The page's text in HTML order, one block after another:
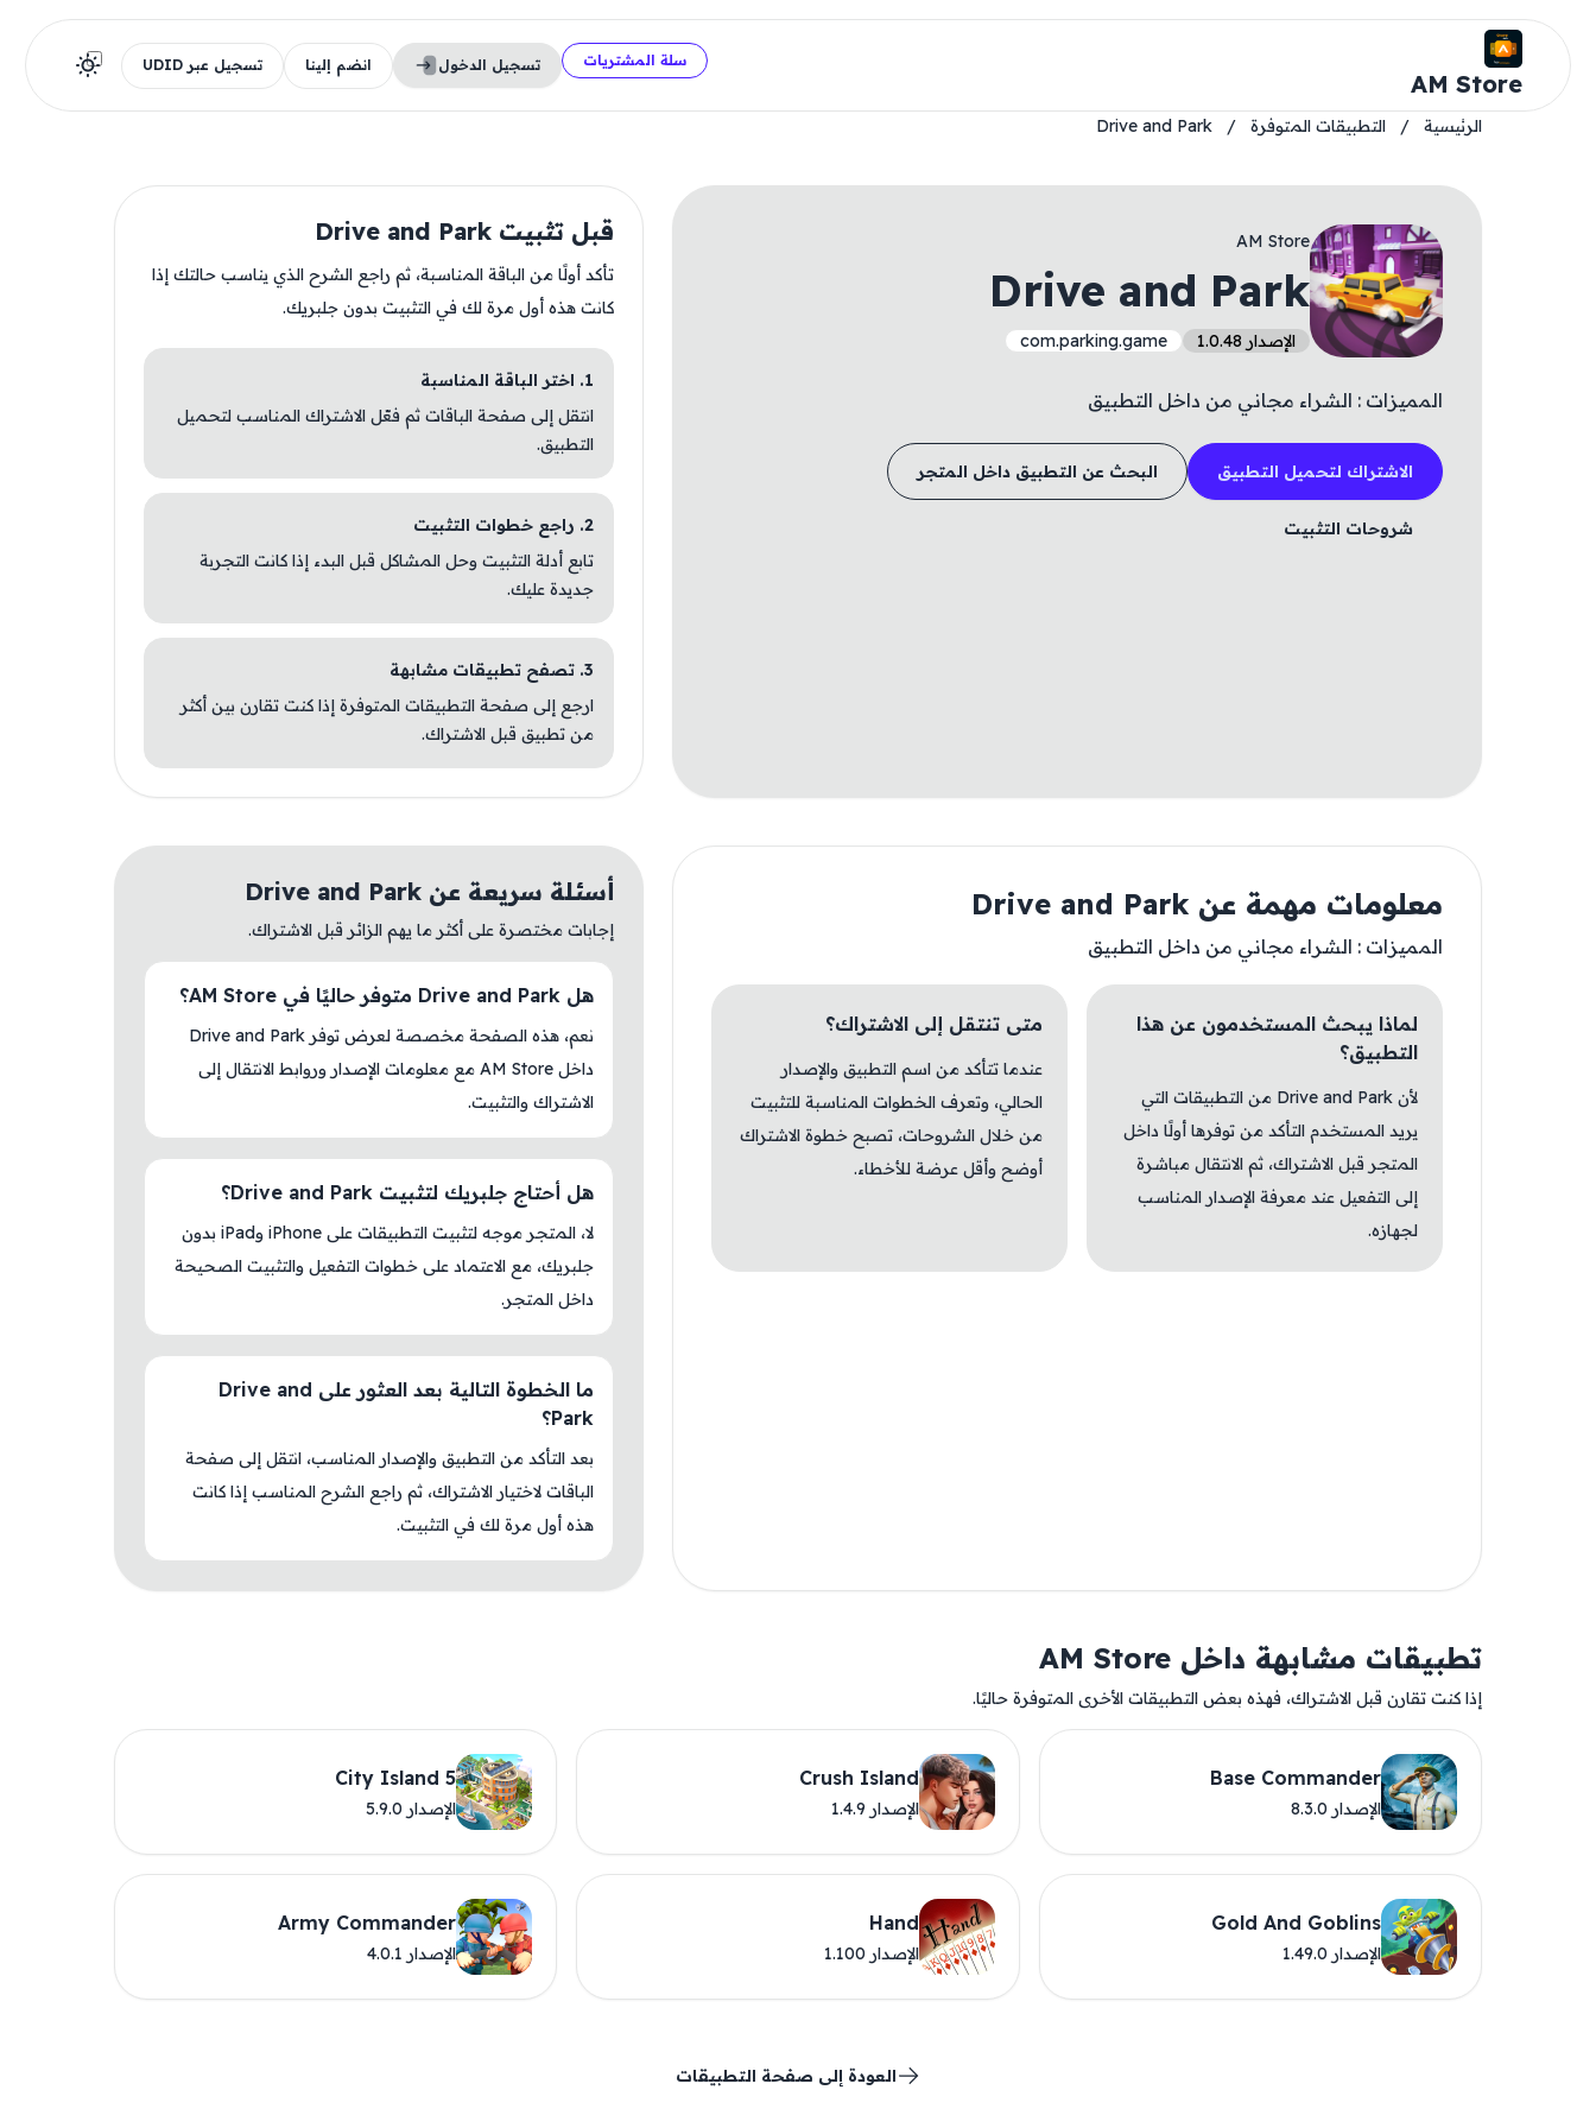
AM Store
سلة المشتريات تسجيل الدخول انضم إلينا تسجيل عبر UDID
الرئيسية / التطبيقات المتوفرة /
Drive and Park
AM Store
Drive and Park
الإصدار 1.0.48 com.parking.game
المميزات : الشراء مجاني من داخل التطبيق
الاشتراك لتحميل التطبيق البحث عن التطبيق داخل المتجر
شروحات التثبيت
قبل تثبيت Drive and Park
تأكد أولًا من الباقة المناسبة، ثم راجع الشرح الذي يناسب حالتك إذا
كانت هذه أول مرة لك في التثبيت بدون جلبريك.
1. اختر الباقة المناسبة
انتقل إلى صفحة الباقات ثم فعّل الاشتراك المناسب لتحميل
التطبيق.
2. راجع خطوات التثبيت
تابع أدلة التثبيت وحل المشاكل قبل البدء إذا كانت التجربة
جديدة عليك.
3. تصفح تطبيقات مشابهة
ارجع إلى صفحة التطبيقات المتوفرة إذا كنت تقارن بين أكثر
من تطبيق قبل الاشتراك.
معلومات مهمة عن Drive and Park
المميزات : الشراء مجاني من داخل التطبيق
لماذا يبحث المستخدمون عن هذا
التطبيق؟
لأن Drive and Park من التطبيقات التي
يريد المستخدم التأكد من توفرها أولًا داخل
المتجر قبل الاشتراك، ثم الانتقال مباشرة
إلى التفعيل عند معرفة الإصدار المناسب
لجهازه.
متى تنتقل إلى الاشتراك؟
عندما تتأكد من اسم التطبيق والإصدار
الحالي، وتعرف الخطوات المناسبة للتثبيت
من خلال الشروحات، تصبح خطوة الاشتراك
أوضح وأقل عرضة للأخطاء.
أسئلة سريعة عن Drive and Park
إجابات مختصرة على أكثر ما يهم الزائر قبل الاشتراك.
هل Drive and Park متوفر حاليًا في AM Store؟
نعم، هذه الصفحة مخصصة لعرض توفر Drive and Park
داخل AM Store مع معلومات الإصدار وروابط الانتقال إلى
الاشتراك والتثبيت.
هل أحتاج جلبريك لتثبيت Drive and Park؟
لا، المتجر موجه لتثبيت التطبيقات على iPhone وiPad بدون
جلبريك، مع الاعتماد على خطوات التفعيل والتثبيت الصحيحة
داخل المتجر.
ما الخطوة التالية بعد العثور على Drive and
Park؟
بعد التأكد من التطبيق والإصدار المناسب، انتقل إلى صفحة
الباقات لاختيار الاشتراك، ثم راجع الشرح المناسب إذا كانت
هذه أول مرة لك في التثبيت.
تطبيقات مشابهة داخل AM Store
إذا كنت تقارن قبل الاشتراك، فهذه بعض التطبيقات الأخرى المتوفرة حاليًا.
Base Commander
الإصدار 8.3.0
Crush Island
الإصدار 1.4.9
City Island 5
الإصدار 5.9.0
Gold And Goblins
الإصدار 1.49.0
Hand
الإصدار 1.100
Army Commander
الإصدار 4.0.1
العودة إلى صفحة التطبيقات